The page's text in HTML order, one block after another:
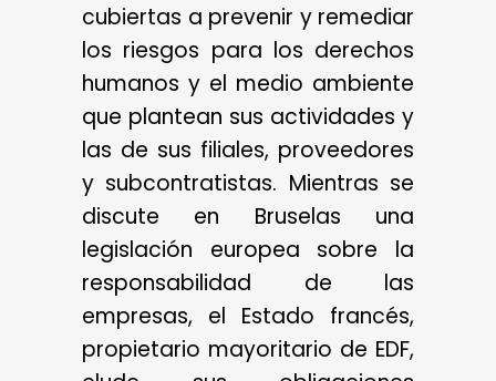
cubiertas a prevenir y remediar
los riesgos para los derechos
humanos y el medio ambiente
que plantean sus actividades y
las de sus filiales, proveedores
y subcontratistas. Mientras se
discute en Bruselas una
legislación europea sobre la
responsabilidad de las
empresas, el Estado francés,
propietario mayoritario de EDF,